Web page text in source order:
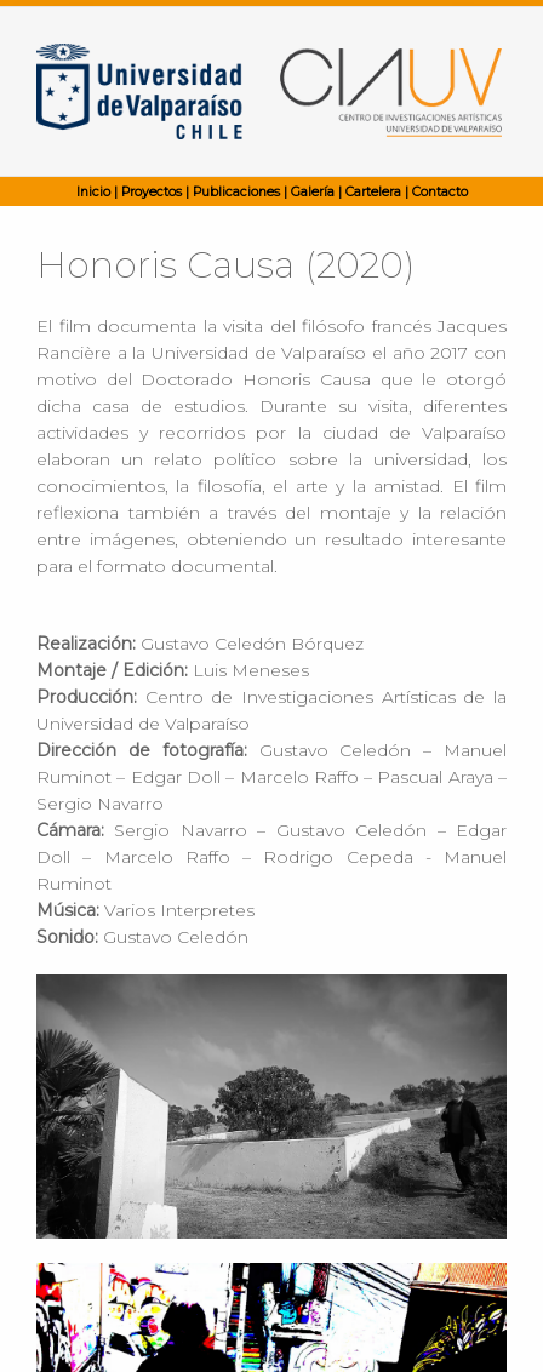
Inicio| Proyectos| Publicaciones| Galería| Cartelera| Contacto
Honoris Causa (2020)
El film documenta la visita del filósofo francés Jacques
Rancière a la Universidad de Valparaíso el año 2017 con
motivo del Doctorado Honoris Causa que le otorgó
dicha casa de estudios. Durante su visita, diferentes
actividades y recorridos por la ciudad de Valparaíso
elaboran un relato político sobre la universidad, los
conocimientos, la filosofía, el arte y la amistad. El film
reflexiona también a través del montaje y la relación
entre imágenes, obteniendo un resultado interesante
para el formato documental.
Realización: Gustavo Celedón Bórquez
Montaje / Edición: Luis Meneses
Producción: Centro de Investigaciones Artísticas de la
Universidad de Valparaíso
Dirección de fotografía:Gustavo Celedón – Manuel
Ruminot – Edgar Doll – Marcelo Raffo – Pascual Araya –
Sergio Navarro
Cámara: Sergio Navarro – Gustavo Celedón – Edgar
Doll – Marcelo Raffo – Rodrigo Cepeda - Manuel
Ruminot
Música: Varios Interpretes
Sonido: Gustavo Celedón